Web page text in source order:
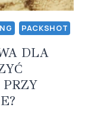
PACKSHOT
DLA
PRZY